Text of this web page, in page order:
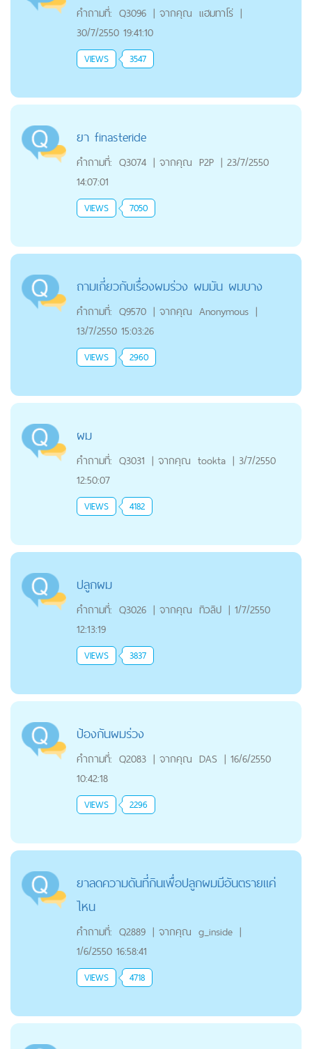
คำถามที่: Q3096 | จากคุณ แฮมทาโร่ |
30/7/2550 19:41:10
VIEWS 3547
ยา finasteride
คำถามที่: Q3074 | จากคุณ P2P | 23/7/2550
14:07:01
VIEWS 7050
ถามเกี่ยวกับเรื่องผมร่วง ผมมัน ผมบาง
คำถามที่: Q9570 | จากคุณ Anonymous |
13/7/2550 15:03:26
VIEWS 2960
ผม
คำถามที่: Q3031 | จากคุณ tookta | 3/7/2550
12:50:07
VIEWS 4182
ปลูกผม
คำถามที่: Q3026 | จากคุณ ทิวลิป | 1/7/2550
12:13:19
VIEWS 3837
ป้องกันผมร่วง
คำถามที่: Q2083 | จากคุณ DAS | 16/6/2550
10:42:18
VIEWS 2296
ยาลดความดันที่กินเพื่อปลูกผมมีอันตรายแค่
ไหน
คำถามที่: Q2889 | จากคุณ g_inside |
1/6/2550 16:58:41
VIEWS 4718